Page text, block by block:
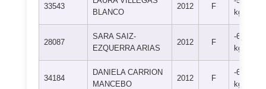
33543
BLANCO
2012 F
kg
28087
SARA SAIZ-
EZQUERRA ARIAS
2012 F
-63
kg
34184
DANIELA CARRION
MANCEBO
2012 F
-63
kg